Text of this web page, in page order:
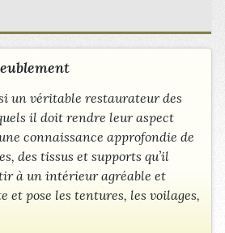
un véritable restaurateur des
il doit rendre leur aspect
connaissance approfondie de
des tissus et supports qu’il
à un intérieur agréable et
et pose les tentures, les voilages,